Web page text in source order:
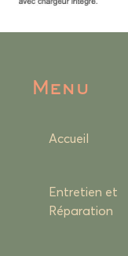
Menu
Accueil
Entretien et
Réparation